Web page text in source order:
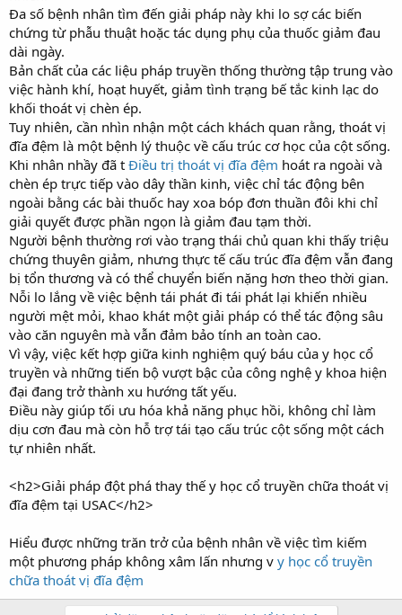
Đa số bệnh nhân tìm đến giải pháp này khi lo sợ các biến
chứng từ phẫu thuật hoặc tác dụng phụ của thuốc giảm đau
dài ngày.
Bản chất của các liệu pháp truyền thống thường tập trung vào
việc hành khí, hoạt huyết, giảm tình trạng bế tắc kinh lạc do
khối thoát vị chèn ép.
Tuy nhiên, cần nhìn nhận một cách khách quan rằng, thoát vị
đĩa đệm là một bệnh lý thuộc về cấu trúc cơ học của cột sống.
Khi nhân nhầy đã t Điều trị thoát vị đĩa đệm hoát ra ngoài và
chèn ép trực tiếp vào dây thần kinh, việc chỉ tác động bên
ngoài bằng các bài thuốc hay xoa bóp đơn thuần đôi khi chỉ
giải quyết được phần ngọn là giảm đau tạm thời.
Người bệnh thường rơi vào trạng thái chủ quan khi thấy triệu
chứng thuyên giảm, nhưng thực tế cấu trúc đĩa đệm vẫn đang
bị tổn thương và có thể chuyển biến nặng hơn theo thời gian.
Nỗi lo lắng về việc bệnh tái phát đi tái phát lại khiến nhiều
người mệt mỏi, khao khát một giải pháp có thể tác động sâu
vào căn nguyên mà vẫn đảm bảo tính an toàn cao.
Vì vậy, việc kết hợp giữa kinh nghiệm quý báu của y học cổ
truyền và những tiến bộ vượt bậc của công nghệ y khoa hiện
đại đang trở thành xu hướng tất yếu.
Điều này giúp tối ưu hóa khả năng phục hồi, không chỉ làm
dịu cơn đau mà còn hỗ trợ tái tạo cấu trúc cột sống một cách
tự nhiên nhất.
<h2>Giải pháp đột phá thay thế y học cổ truyền chữa thoát vị
đĩa đệm tại USAC</h2>
Hiểu được những trăn trở của bệnh nhân về việc tìm kiếm
một phương pháp không xâm lấn nhưng v y học cổ truyền
chữa thoát vị đĩa đệm